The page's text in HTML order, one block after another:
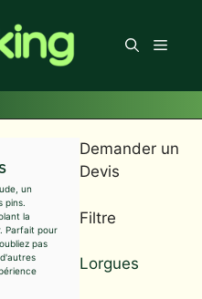
Menu
un
pins.
la
Parfait pour
pas
Demander un
Devis
Filtre
Lorgues